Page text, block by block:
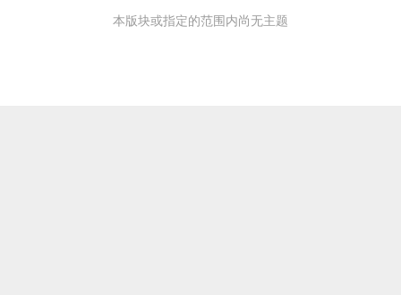
本版块或指定的范围内尚无主题